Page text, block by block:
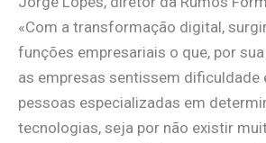
«Com a transformação digital,
funções empresariais o que, por
as empresas sentissem dificuldade
pessoas especializadas em
tecnologias, seja por não existir